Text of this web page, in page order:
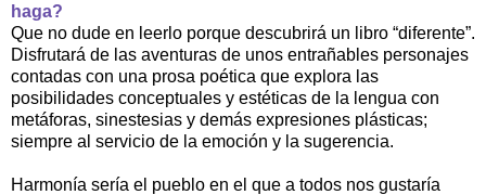
haga?
Que no dude en leerlo porque descubrirá un libro “diferente”.
Disfrutará de las aventuras de unos entrañables personajes
contadas con una prosa poética que explora las
posibilidades conceptuales y estéticas de la lengua con
metáforas, sinestesias y demás expresiones plásticas;
siempre al servicio de la emoción y la sugerencia.
Harmonía sería el pueblo en el que a todos nos gustaría